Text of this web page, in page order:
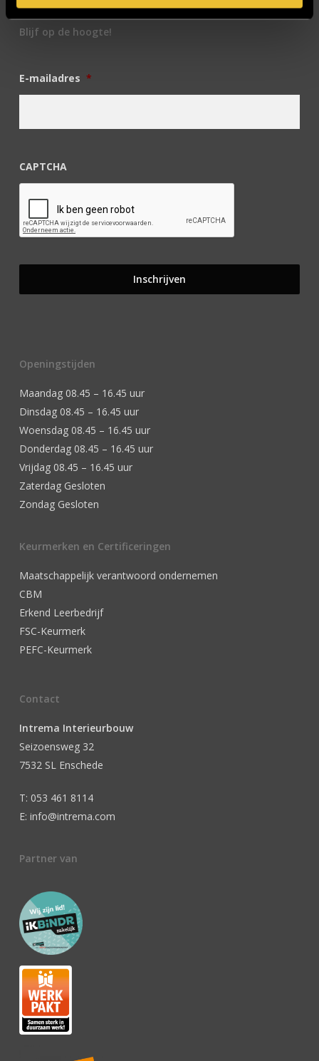
Blijf op de hoogte!
E-mailadres *
CAPTCHA
Openingstijden
Maandag 08.45 – 16.45 uur
Dinsdag 08.45 – 16.45 uur
Woensdag 08.45 – 16.45 uur
Donderdag 08.45 – 16.45 uur
Vrijdag 08.45 – 16.45 uur
Zaterdag Gesloten
Zondag Gesloten
Keurmerken en Certificeringen
Maatschappelijk verantwoord ondernemen
CBM
Erkend Leerbedrijf
FSC-Keurmerk
PEFC-Keurmerk
Contact
Intrema Interieurbouw
Seizoensweg 32
7532 SL Enschede
T: 053 461 8114
E: info@intrema.com
Partner van